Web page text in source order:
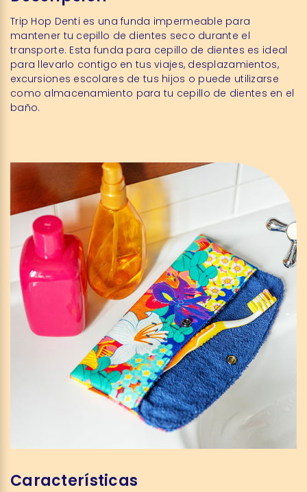
Trip Hop Denti es una funda impermeable para
mantener tu cepillo de dientes seco durante el
transporte. Esta funda para cepillo de dientes es ideal
para llevarlo contigo en tus viajes, desplazamientos,
excursiones escolares de tus hijos o puede utilizarse
como almacenamiento para tu cepillo de dientes en el
baño.
Características